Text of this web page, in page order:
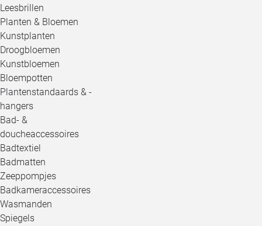
Leesbrillen
Planten & Bloemen
Kunstplanten
Droogbloemen
Kunstbloemen
Bloempotten
Plantenstandaards & -
hangers
Bad- &
doucheaccessoires
Badtextiel
Badmatten
Zeeppompjes
Badkameraccessoires
Wasmanden
Spiegels